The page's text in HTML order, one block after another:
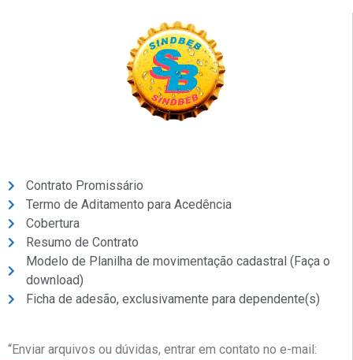
Contrato Promissário
Termo de Aditamento para Acedência
Cobertura
Resumo de Contrato
Modelo de Planilha de movimentação cadastral (Faça o
download)
Ficha de adesão, exclusivamente para dependente(s)
“Enviar arquivos ou dúvidas, entrar em contato no e-mail: